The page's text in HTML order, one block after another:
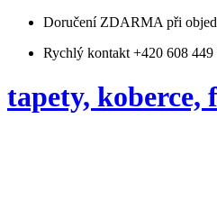
Doručení ZDARMA při
Rychlý kontakt +420 608 449
tapety, koberce,